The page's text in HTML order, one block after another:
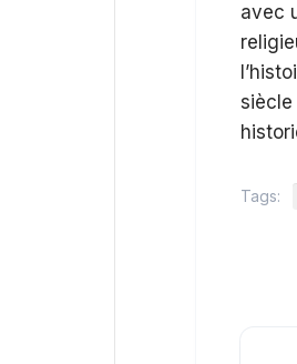
avec
siècle
Tags: